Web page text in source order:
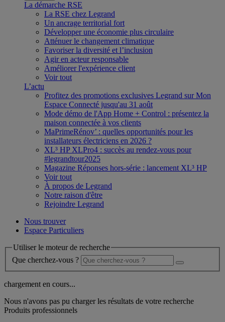
La démarche RSE
La RSE chez Legrand
Un ancrage territorial fort
Développer une économie plus circulaire
Atténuer le changement climatique
Favoriser la diversité et l’inclusion
Agir en acteur responsable
Améliorer l'expérience client
Voir tout
L’actu
Profitez des promotions exclusives Legrand sur Mon
Espace Connecté jusqu'au 31 août
Mode démo de l'App Home + Control : présentez la
maison connectée à vos clients
MaPrimeRénov’ : quelles opportunités pour les
installateurs électriciens en 2026 ?
XL³ HP XLPro4 : succès au rendez-vous pour
#legrandtour2025
Magazine Réponses hors-série : lancement XL³ HP
Voir tout
À propos de Legrand
Notre raison d'être
Rejoindre Legrand
Nous trouver
Espace Particuliers
Utiliser le moteur de recherche
Que cherchez-vous ?
chargement en cours...
Nous n'avons pas pu charger les résultats de votre recherche
Produits professionnels